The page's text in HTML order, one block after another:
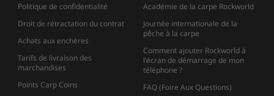
Politique de confidentialité
Droit de rétractation du contrat
Achats aux enchères
Tarifs de livraison des
marchandises
Points Carp Coins
Académie de la carpe Rockworld
Journée internationale de la
pêche à la carpe
Comment ajouter Rockworld à
l'écran de démarrage de mon
téléphone ?
FAQ (Foire Aux Questions)